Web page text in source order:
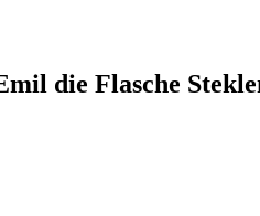
die Flasche